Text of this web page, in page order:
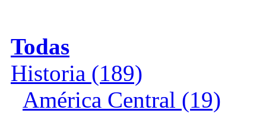
Todas
Historia (189)
América Central (19)